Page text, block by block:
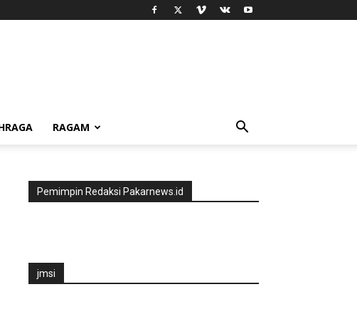
RAGAM
Pemimpin Redaksi Pakarnews.id
jmsi